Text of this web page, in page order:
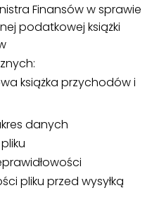
Finansów w sprawie
podatkowej książki
książka przychodów i
danych
pliku przed wysyłką